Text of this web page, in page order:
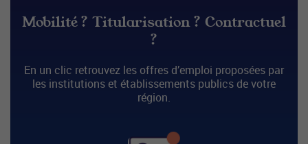
Mobilité ? Titularisation ? Contractuel
?
En un clic retrouvez les offres d’emploi proposées par
les institutions et établissements publics de votre
région.